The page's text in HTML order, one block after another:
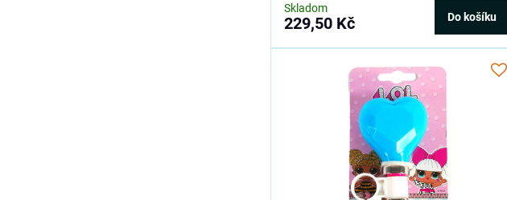
Skladom
229,50 Kč Do košíku